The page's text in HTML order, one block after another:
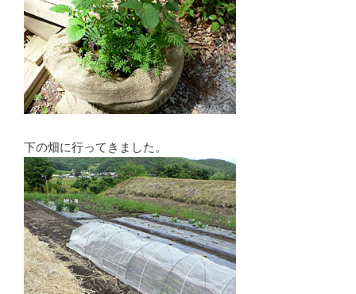
下の畑に行ってきました。